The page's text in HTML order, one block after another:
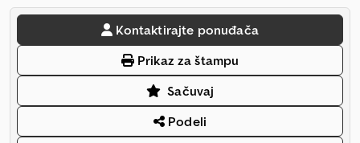
Kontaktirajte ponuđača
Prikaz za štampu
Sačuvaj
Podeli